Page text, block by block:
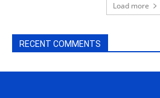
Load more
RECENT COMMENTS